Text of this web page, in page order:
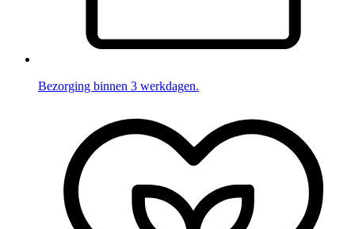
Bezorging binnen 3 werkdagen.